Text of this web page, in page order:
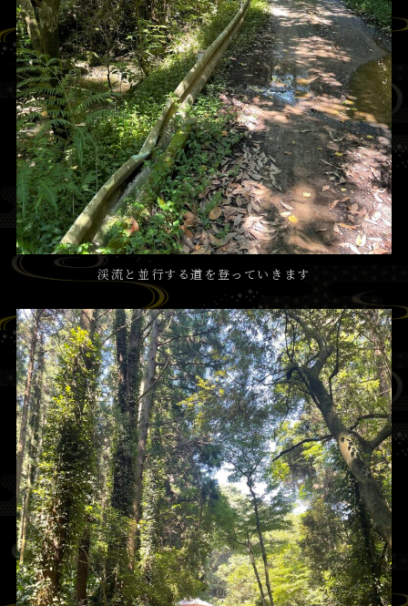
渓流と並行する道を登っていきます